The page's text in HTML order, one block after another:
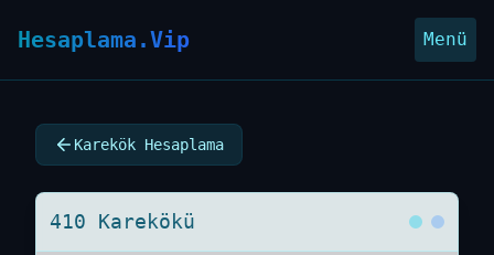
Hesaplama.Vip Menü
Karekök Hesaplama
410 Karekökü